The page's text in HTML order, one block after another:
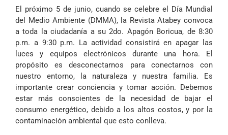
El próximo 5 de junio, cuando se celebre el Día Mundial
del Medio Ambiente (DMMA), la Revista Atabey convoca
a toda la ciudadanía a su2do. Apagón Boricua, de 8:30
p.m. a 9:30 p.m. La actividad consistirá en apagar las
luces y equipos electrónicos durante una hora. El
propósito es desconectarnos para conectarnos con
nuestro entorno, la naturaleza y nuestra familia. Es
importante crear conciencia y tomar acción. Debemos
estar más conscientes de la necesidad de bajar el
consumo energético, debido a los altos costos, y por la
contaminación ambiental que esto conlleva.